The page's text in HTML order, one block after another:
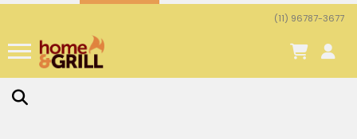
(11) 96787-3677